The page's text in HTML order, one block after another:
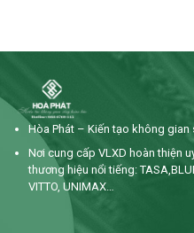
Hòa Phát – Kiến tạo không gian
Nơi cung cấp VLXD hoàn thiện
thương hiệu nổi tiếng:
VITTO, UNIMAX…